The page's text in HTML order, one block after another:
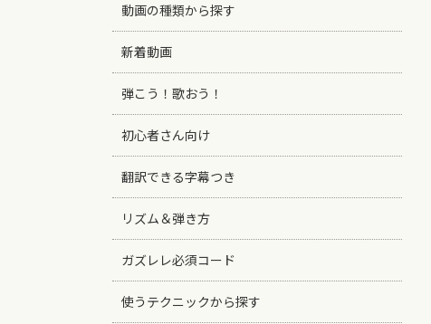
動画の種類から探す
新着動画
弾こう！歌おう！
初心者さん向け
翻訳できる字幕つき
リズム＆弾き方
ガズレレ必須コード
使うテクニックから探す